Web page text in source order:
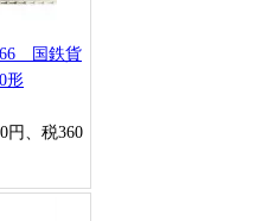
国鉄貨
形
円、税360